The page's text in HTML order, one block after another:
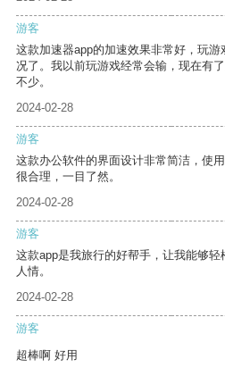
游客
这款加速器app的加速效果非常好，玩
况了。我以前玩游戏经常会输，现在有
不少。
2024-02-28
游客
这款办公软件的界面设计非常简洁，使
很合理，一目了然。
2024-02-28
游客
这款app是我旅行的好帮手，让我能够
人情。
2024-02-28
游客
超棒啊 好用